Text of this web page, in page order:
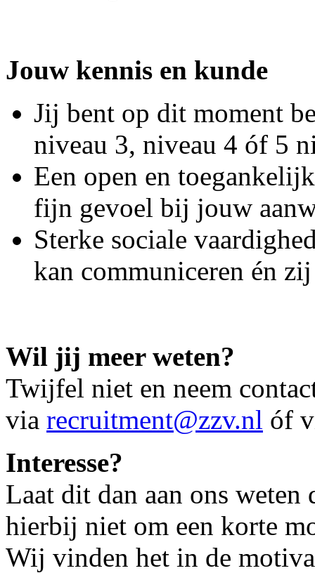
Jouw kennis en kunde
Jij bent op dit moment
niveau 3, niveau 4 óf 5
Een open en
fijn gevoel bij jouw
Sterke sociale
kan communiceren én
Wil jij meer weten?
Twijfel niet en neem
via recruitment@zzv.nl óf
Interesse?
Laat dit dan aan ons
hierbij niet om een korte
Wij vinden het in de